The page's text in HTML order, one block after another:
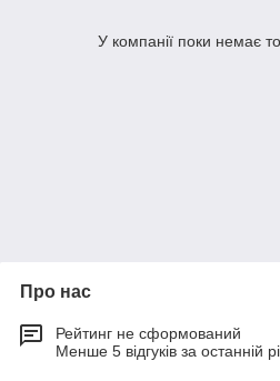
У компанії поки немає
Про нас
Рейтинг не сформований
Менше 5 відгуків за останній